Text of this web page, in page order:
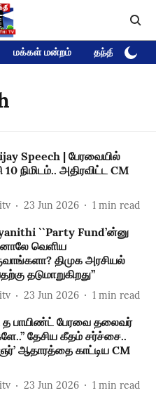
மக்கள் மன்றம் தந்தி டிவி
Speech | பேரவையில்
நிமிடம்.. அதிரவிட்ட CM
23 Jun 2026 1 min read
``Party Fund’ன்னு
வெளிய
திமுக அரசியல்
தடுமாறுகிறது’’
23 Jun 2026 1 min read
பாயிண்ட் பேரவை தலைவர்
தேசிய கீதம் சர்ச்சை..
ஆதாரத்தை காட்டிய CM
23 Jun 2026 1 min read